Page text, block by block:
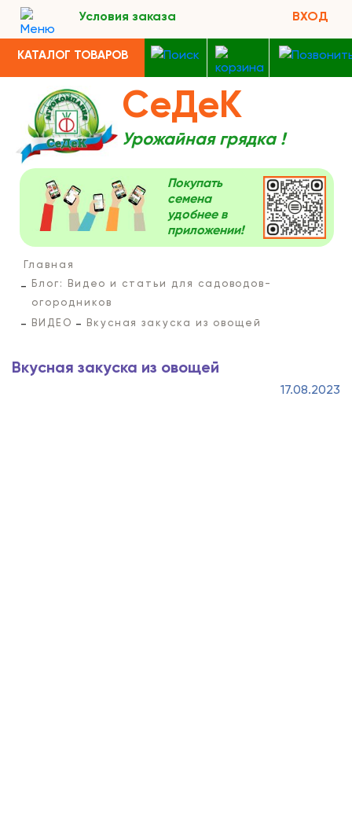
Условия заказа ВХОД
КАТАЛОГ ТОВАРОВ
СеДеК
Урожайная грядка !
Покупать
семена
удобнее в
приложении!
Главная
Блог: Видео и статьи для садоводов-
огородников
ВИДЕО
Вкусная закуска из овощей
Вкусная закуска из овощей
17.08.2023